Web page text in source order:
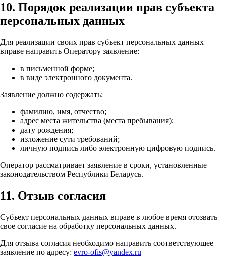
10. Порядок реализации прав субъекта
персональных данных
Для реализации своих прав субъект персональных данных
вправе направить Оператору заявление:
в письменной форме;
в виде электронного документа.
Заявление должно содержать:
фамилию, имя, отчество;
адрес места жительства (места пребывания);
дату рождения;
изложение сути требований;
личную подпись либо электронную цифровую подпись.
Оператор рассматривает заявление в сроки, установленные
законодательством Республики Беларусь.
11. Отзыв согласия
Субъект персональных данных вправе в любое время отозвать
свое согласие на обработку персональных данных.
Для отзыва согласия необходимо направить соответствующее
заявление по адресу: evro-ofis@yandex.ru